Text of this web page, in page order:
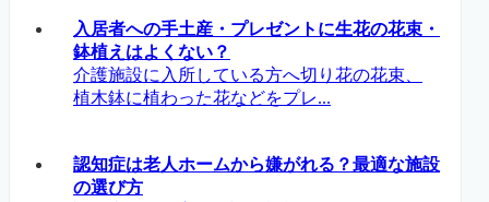
入居者への手土産・プレゼントに生花の花束・
鉢植えはよくない？
介護施設に入所している方へ切り花の花束、
植木鉢に植わった花などをプレ...
認知症は老人ホームから嫌がれる？最適な施設
の選び方